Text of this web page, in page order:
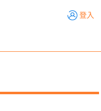
登入
輔銷工具 活動專區